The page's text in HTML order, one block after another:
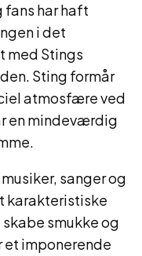
har haft
i det
med Stings
Sting formår
atmosfære ved
en mindeværdig
sanger og
karakteristiske
smukke og
et imponerende